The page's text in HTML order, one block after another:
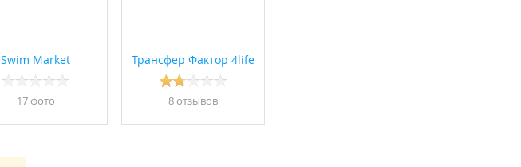
Swim Market
17 фото
Трансфер Фактор 4life
8 отзывов